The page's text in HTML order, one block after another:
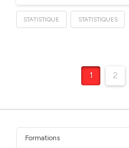
STATISTIQUE STATISTIQUES
1 2
Formations